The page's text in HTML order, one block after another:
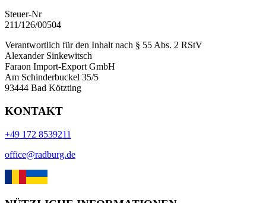
Steuer-Nr
211/126/00504
Verantwortlich für den Inhalt nach § 55 Abs. 2 RStV
Alexander Sinkewitsch
Faraon Import-Export GmbH
Am Schinderbuckel 35/5
93444 Bad Kötzting
KONTAKT
+49 172 8539211
office@radburg.de